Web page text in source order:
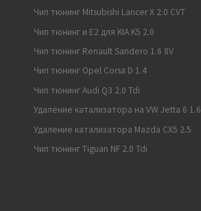
Чип тюнинг Mitsubishi Lancer X 2.0 CVT
Чип тюнинг и E2 для KIA K5 2.0
Чип тюнинг Renault Sandero 1.6 8V
Чип тюнинг Opel Corsa D 1.4
Чип тюнинг Audi Q3 2.0 Tdi
Удаление катализатора на VW Jetta 6 1.6
Удаление катализатора Mazda CX5 2.5
Чип тюнинг Tiguan NF 2.0 Tdi